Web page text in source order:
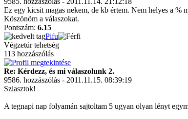
Ez egy kicsit magas nekem, de kb értem. Nem helyes a %
Köszönöm a válaszokat.
Pontszám: 6.15
Pifu
Végzetúr tehetség
113 hozzászólás
Re: Kérdezz, és mi válaszolunk 2.
9586. hozzászólás - 2011.11.15. 08:39:19
Sziasztok!
A tegnapi nap folyamán sajtoltam 5 ugyan olyan lényt